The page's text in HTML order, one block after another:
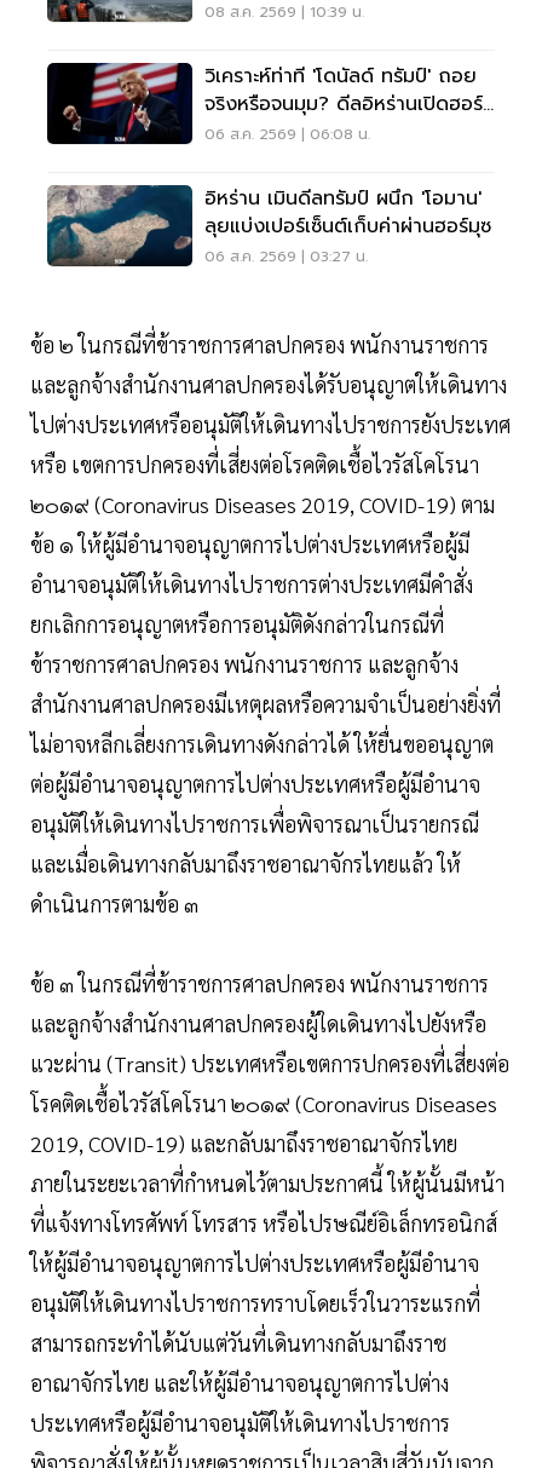
08 ส.ค. 2569 | 10:39 น.
วิเคราะห์ท่าที 'โดนัลด์ ทรัมป์' ถอย
จริงหรือจนมุม? ดีลอิหร่านเปิดฮอร์
มุซ
06 ส.ค. 2569 | 06:08 น.
อิหร่าน เมินดีลทรัมป์ ผนึก 'โอมาน'
ลุยแบ่งเปอร์เซ็นต์เก็บค่าผ่านฮอร์มุซ
06 ส.ค. 2569 | 03:27 น.
ข้อ ๒ ในกรณีที่ข้าราชการศาลปกครอง พนักงานราชการ
และลูกจ้างสำนักงานศาลปกครองได้รับอนุญาตให้เดินทาง
ไปต่างประเทศหรืออนุมัติให้เดินทางไปราชการยังประเทศ
หรือ เขตการปกครองที่เสี่ยงต่อโรคติดเชื้อไวรัสโคโรนา
๒๐๑๙ (Coronavirus Diseases 2019, COVID-19) ตาม
ข้อ ๑ ให้ผู้มีอำนาจอนุญาตการไปต่างประเทศหรือผู้มี
อำนาจอนุมัติให้เดินทางไปราชการต่างประเทศมีคำสั่ง
ยกเลิกการอนุญาตหรือการอนุมัติดังกล่าวในกรณีที่
ข้าราชการศาลปกครอง พนักงานราชการ และลูกจ้าง
สำนักงานศาลปกครองมีเหตุผลหรือความจำเป็นอย่างยิ่งที่
ไม่อาจหลีกเลี่ยงการเดินทางดังกล่าวได้ ให้ยื่นขออนุญาต
ต่อผู้มีอำนาจอนุญาตการไปต่างประเทศหรือผู้มีอำนาจ
อนุมัติให้เดินทางไปราชการเพื่อพิจารณาเป็นรายกรณี
และเมื่อเดินทางกลับมาถึงราชอาณาจักรไทยแล้ว ให้
ดำเนินการตามข้อ ๓
ข้อ ๓ ในกรณีที่ข้าราชการศาลปกครอง พนักงานราชการ
และลูกจ้างสำนักงานศาลปกครองผู้ใดเดินทางไปยังหรือ
แวะผ่าน (Transit) ประเทศหรือเขตการปกครองที่เสี่ยงต่อ
โรคติดเชื้อไวรัสโคโรนา ๒๐๑๙ (Coronavirus Diseases
2019, COVID-19) และกลับมาถึงราชอาณาจักรไทย
ภายในระยะเวลาที่กำหนดไว้ตามประกาศนี้ ให้ผู้นั้นมีหน้า
ที่แจ้งทางโทรศัพท์ โทรสาร หรือไปรษณีย์อิเล็กทรอนิกส์
ให้ผู้มีอำนาจอนุญาตการไปต่างประเทศหรือผู้มีอำนาจ
อนุมัติให้เดินทางไปราชการทราบโดยเร็วในวาระแรกที่
สามารถกระทำได้นับแต่วันที่เดินทางกลับมาถึงราช
อาณาจักรไทย และให้ผู้มีอำนาจอนุญาตการไปต่าง
ประเทศหรือผู้มีอำนาจอนุมัติให้เดินทางไปราชการ